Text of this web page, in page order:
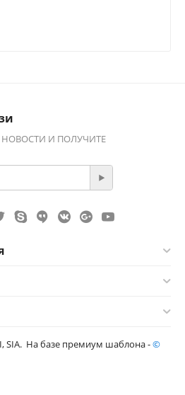
И ПОЛУЧИТЕ
SIA. На базе премиум шаблона -©